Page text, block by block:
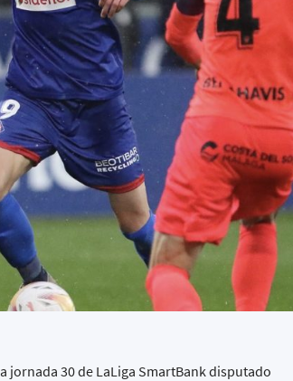
30 de LaLiga SmartBank disputado